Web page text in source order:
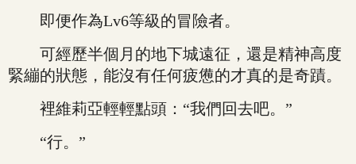
即便作為Lv6等級的冒險者。
可經歷半個月的地下城遠征，還是精神高度
緊繃的狀態，能沒有任何疲憊的才真的是奇蹟。
裡維莉亞輕輕點頭：“我們回去吧。”
“行。”